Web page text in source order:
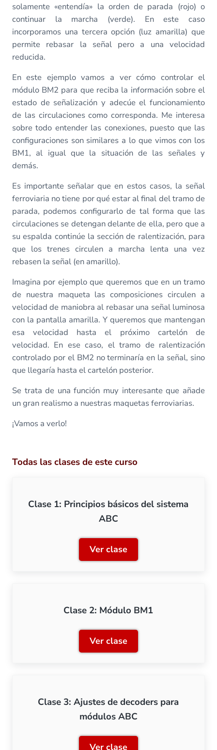
solamente «entendía» la orden de parada (rojo) o
continuar la marcha (verde). En este caso
incorporamos una tercera opción (luz amarilla) que
permite rebasar la señal pero a una velocidad
reducida.
En este ejemplo vamos a ver cómo controlar el
módulo BM2 para que reciba la información sobre el
estado de señalización y adecúe el funcionamiento
de las circulaciones como corresponda. Me interesa
sobre todo entender las conexiones, puesto que las
configuraciones son similares a lo que vimos con los
BM1, al igual que la situación de las señales y
demás.
Es importante señalar que en estos casos, la señal
ferroviaria no tiene por qué estar al final del tramo de
parada, podemos configurarlo de tal forma que las
circulaciones se detengan delante de ella, pero que a
su espalda continúe la sección de ralentización, para
que los trenes circulen a marcha lenta una vez
rebasen la señal (en amarillo).
Imagina por ejemplo que queremos que en un tramo
de nuestra maqueta las composiciones circulen a
velocidad de maniobra al rebasar una señal luminosa
con la pantalla amarilla. Y queremos que mantengan
esa velocidad hasta el próximo cartelón de
velocidad. En ese caso, el tramo de ralentización
controlado por el BM2 no terminaría en la señal, sino
que llegaría hasta el cartelón posterior.
Se trata de una función muy interesante que añade
un gran realismo a nuestras maquetas ferroviarias.
¡Vamos a verlo!
Todas las clases de este curso
Clase 1: Principios básicos del sistema
ABC
Ver claseClase 1: Principios
Clase 2: Módulo BM1
Ver claseClase 2: Módulo BM1
Clase 3: Ajustes de decoders para
módulos ABC
Ver clase